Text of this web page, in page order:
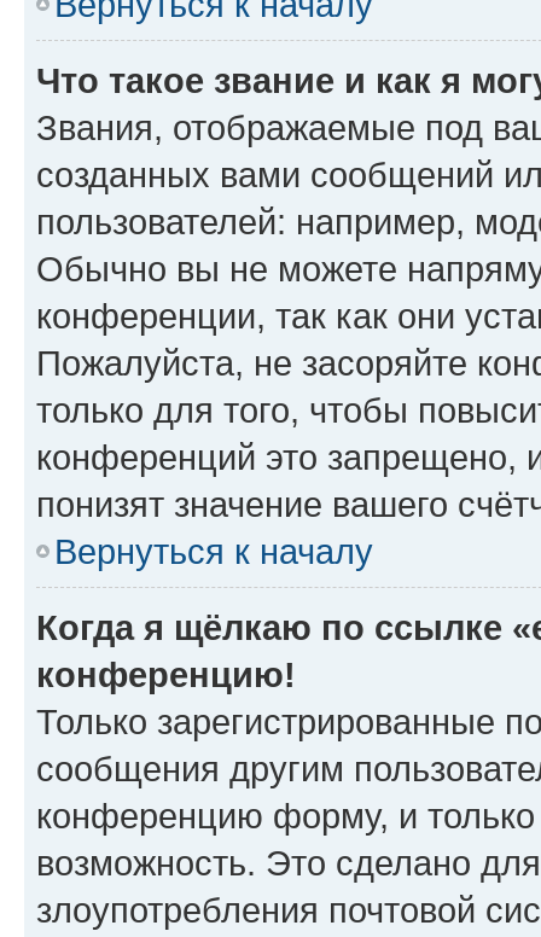
Что такое звание и как я
Звания, отображаемые под
созданных вами сообщений
пользователей: например,
Обычно вы не можете
конференции, так как они
Пожалуйста, не засоряйте
только для того, чтобы
конференций это запрещено,
понизят значение вашего
Вернуться к началу
Когда я щёлкаю по ссылке
конференцию!
Только зарегистрированные
сообщения другим
конференцию форму, и
возможность. Это сделано
злоупотребления почтовой